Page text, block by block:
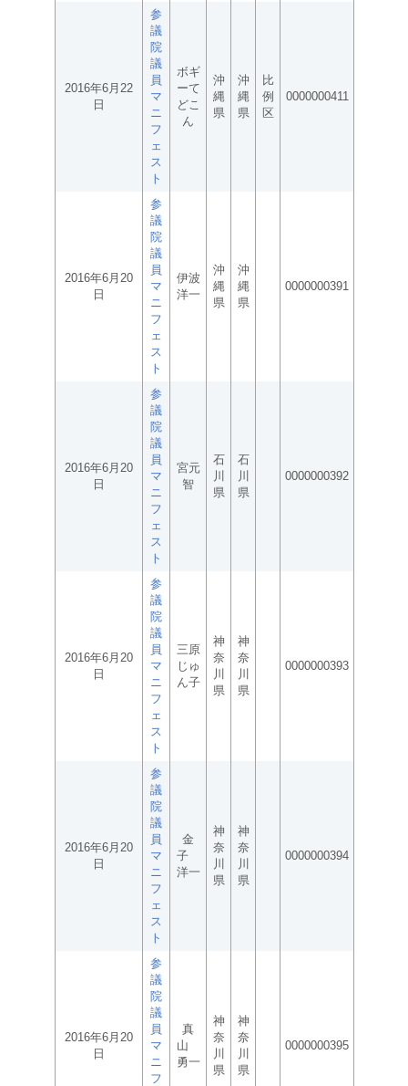
2016年6月22
日
参
議
院
議
員
マ
ニ
フ
ェ
ス
ト
ボギ
ーて
どこ
ん
沖
縄
県
沖
縄
県
比
例
区
0000000411
2016年6月20
日
参
議
院
議
員
マ
ニ
フ
ェ
ス
ト
伊波
洋一
沖
縄
県
沖
縄
県
0000000391
2016年6月20
日
参
議
院
議
員
マ
ニ
フ
ェ
ス
ト
宮元
智
石
川
県
石
川
県
0000000392
2016年6月20
日
参
議
院
議
員
マ
ニ
フ
ェ
ス
ト
三原
じゅ
ん子
神
奈
川
県
神
奈
川
県
0000000393
2016年6月20
日
参
議
院
議
員
マ
ニ
フ
ェ
ス
ト
金
子
洋一
神
奈
川
県
神
奈
川
県
0000000394
2016年6月20
日
参
議
院
議
員
マ
ニ
フ
真
山
勇一
神
奈
川
県
神
奈
川
県
0000000395